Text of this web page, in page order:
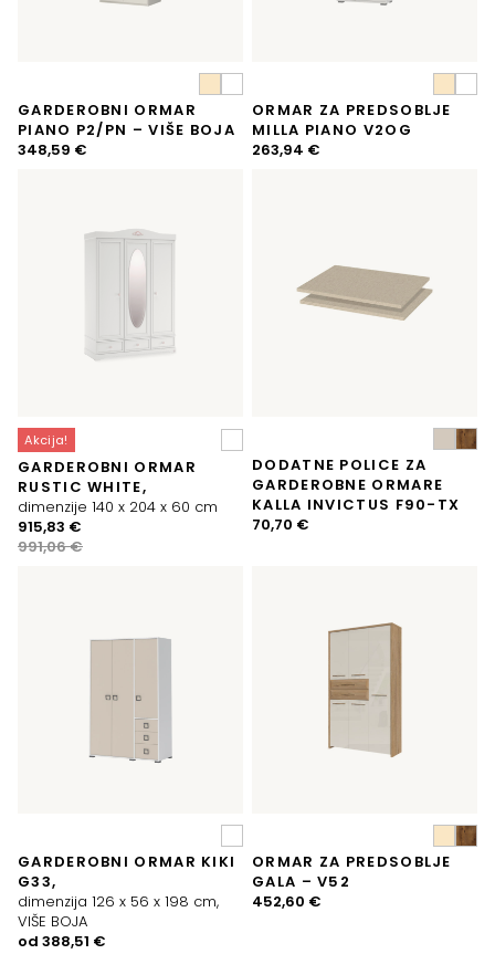
GARDEROBNI ORMAR
PIANO P2/PN – VIŠE BOJA
348,59 €
ORMAR ZA PREDSOBLJE
MILLA PIANO V2OG
263,94 €
Akcija!
GARDEROBNI ORMAR
RUSTIC WHITE,
dimenzije 140 x 204 x 60 cm
991,06€
Izvorna
cijena
915,83 €
Trenutna
cijena
DODATNE POLICE ZA
GARDEROBNE ORMARE
KALLA INVICTUS F90-TX
70,70 €
GARDEROBNI ORMAR KIKI
G33,
dimenzija 126 x 56 x 198 cm,
VIŠE BOJA
od 388,51 €
ORMAR ZA PREDSOBLJE
GALA – V52
452,60 €